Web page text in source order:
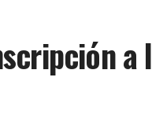
a